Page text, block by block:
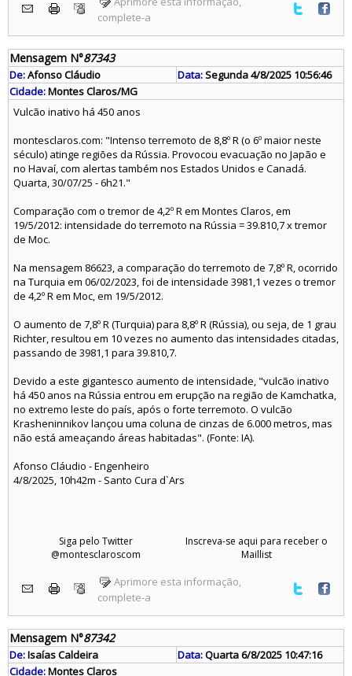
complete-a
Mensagem N°87343
De:Afonso Cláudio Data:Segunda 4/8/2025 10:56:46
Cidade:Montes Claros/MG
Vulcão inativo há 450 anos
montesclaros.com: "Intenso terremoto de 8,8º R (o 6º maior neste
século) atinge regiões da Rússia. Provocou evacuação no Japão e
no Havaí, com alertas também nos Estados Unidos e Canadá.
Quarta, 30/07/25 - 6h21."
Comparação com o tremor de 4,2º R em Montes Claros, em
19/5/2012: intensidade do terremoto na Rússia = 39.810,7 x tremor
de Moc.
Na mensagem 86623, a comparação do terremoto de 7,8º R, ocorrido
na Turquia em 06/02/2023, foi de intensidade 3981,1 vezes o tremor
de 4,2º R em Moc, em 19/5/2012.
O aumento de 7,8º R (Turquia) para 8,8º R (Rússia), ou seja, de 1 grau
Richter, resultou em 10 vezes no aumento das intensidades citadas,
passando de 3981,1 para 39.810,7.
Devido a este gigantesco aumento de intensidade, "vulcão inativo
há 450 anos na Rússia entrou em erupção na região de Kamchatka,
no extremo leste do país, após o forte terremoto. O vulcão
Krasheninnikov lançou uma coluna de cinzas de 6.000 metros, mas
não está ameaçando áreas habitadas". (Fonte: IA).
Afonso Cláudio - Engenheiro
4/8/2025, 10h42m - Santo Cura d`Ars
Siga pelo Twitter
@montesclaroscom
Inscreva-se aqui para receber o
Maillist
Aprimore esta informação,
complete-a
Mensagem N°87342
De:Isaías Caldeira Data:Quarta 6/8/2025 10:47:16
Cidade:Montes Claros